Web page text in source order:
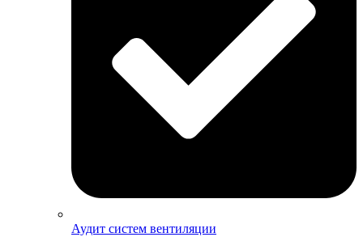
Аудит систем вентиляции